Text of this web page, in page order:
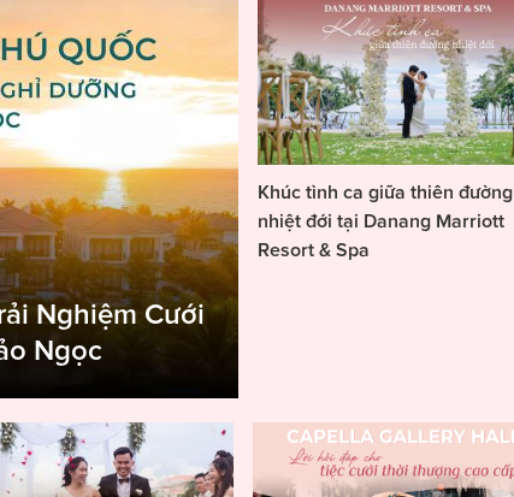
Nghiệm Cưới
Ngọc
Khúc tình ca giữa thiên đường
nhiệt đới tại Danang Marriott
Resort & Spa